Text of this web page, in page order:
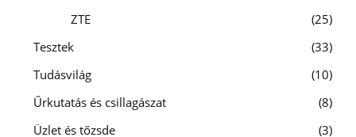
ZTE
25
Tesztek
33
Tudásvilág
10
Űrkutatás és csillagászat
8
Üzlet és tőzsde
3